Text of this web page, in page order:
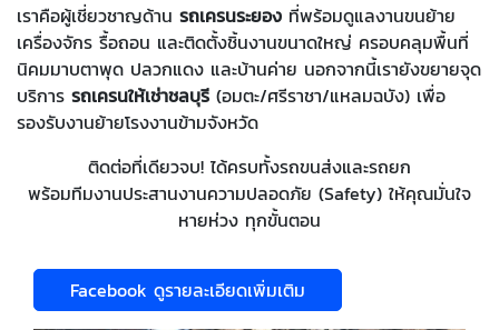
เราคือผู้เชี่ยวชาญด้าน รถเครนระยอง ที่พร้อมดูแลงานขนย้าย
เครื่องจักร รื้อถอน และติดตั้งชิ้นงานขนาดใหญ่ ครอบคลุมพื้นที่
นิคมมาบตาพุด ปลวกแดง และบ้านค่าย นอกจากนี้เรายังขยายจุด
บริการ รถเครนให้เช่าชลบุรี (อมตะ/ศรีราชา/แหลมฉบัง) เพื่อ
รองรับงานย้ายโรงงานข้ามจังหวัด
ติดต่อที่เดียวจบ! ได้ครบทั้งรถขนส่งและรถยก
พร้อมทีมงานประสานงานความปลอดภัย (Safety) ให้คุณมั่นใจ
หายห่วง ทุกขั้นตอน
Facebook ดูรายละเอียดเพิ่มเติม